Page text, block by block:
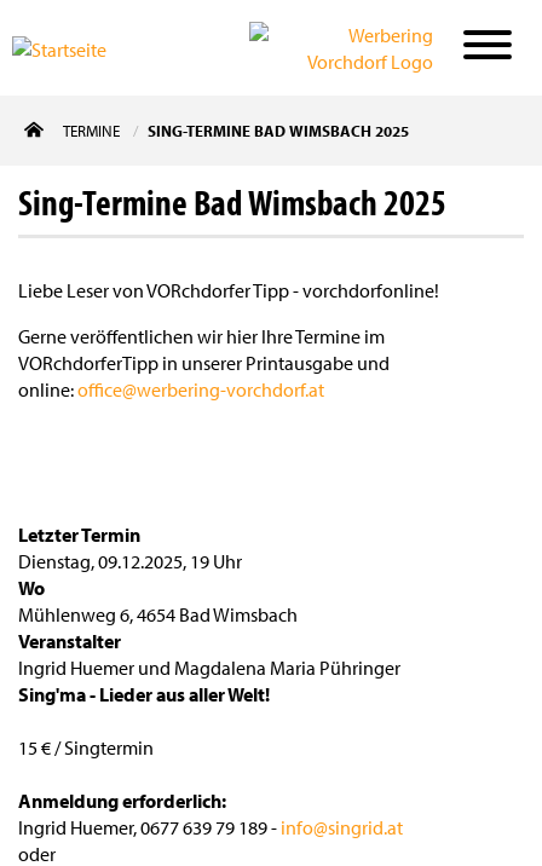
zum
TERMINE SING-TERMINE BAD WIMSBACH 2025
Sing-Termine Bad Wimsbach 2025
Liebe Leser von VORchdorfer Tipp - vorchdorfonline!
Gerne veröffentlichen wir hier Ihre Termine im
VORchdorferTipp in unserer Printausgabe und
online:office@werbering-vorchdorf.at
Letzter Termin
Dienstag, 09.12.2025, 19 Uhr
Wo
Mühlenweg 6, 4654 Bad Wimsbach
Veranstalter
Ingrid Huemer und Magdalena Maria Pühringer
Sing'ma - Lieder aus aller Welt!
15 € / Singtermin
Anmeldung erforderlich:
Ingrid Huemer, 0677 639 79 189 - info@singrid.at
oder